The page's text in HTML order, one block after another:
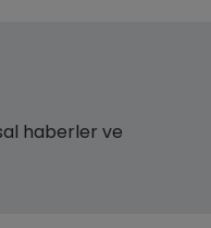
haberler ve